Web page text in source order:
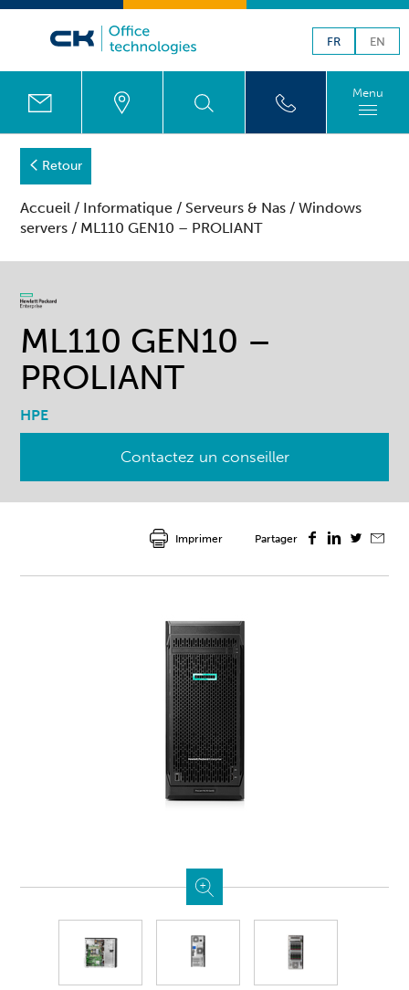
FR EN
Menu
Retour
Accueil / Informatique / Serveurs & Nas /Windows
servers / ML110 GEN10 – PROLIANT
ML110 GEN10 –
PROLIANT
HPE
Contactez un conseiller
Partager
Imprimer